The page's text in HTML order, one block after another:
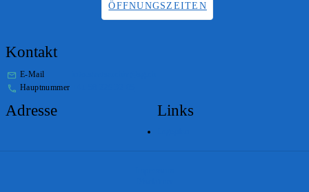
ÖFFNUNGSZEITEN
Kontakt
E-Mail
Hauptnummer
Adresse Links